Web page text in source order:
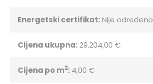
Energetski certifikat:Nije određeno
Cijena ukupna:29.204,00 €
Cijena po m2: 4,00 €